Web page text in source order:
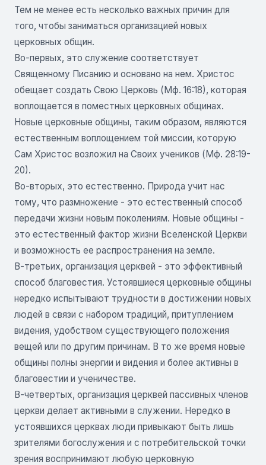
Тем не менее есть несколько важных причин для
того, чтобы заниматься организацией новых
церковных общин.
Во-первых, это служение соответствует
Священному Писанию и основано на нем. Христос
обещает создать Свою Церковь (Мф. 16:18), которая
воплощается в поместных церковных общинах.
Новые церковные общины, таким образом, являются
естественным воплощением той миссии, которую
Сам Христос возложил на Своих учеников (Мф. 28:19-
20).
Во-вторых, это естественно. Природа учит нас
тому, что размножение - это естественный способ
передачи жизни новым поколениям. Новые общины -
это естественный фактор жизни Вселенской Церкви
и возможность ее распространения на земле.
В-третьих, организация церквей - это эффективный
способ благовестия. Устоявшиеся церковные общины
нередко испытывают трудности в достижении новых
людей в связи с набором традиций, притуплением
видения, удобством существующего положения
вещей или по другим причинам. В то же время новые
общины полны энергии и видения и более активны в
благовестии и ученичестве.
В-четвертых, организация церквей пассивных членов
церкви делает активными в служении. Нередко в
устоявшихся церквах люди привыкают быть лишь
зрителями богослужения и с потребительской точки
зрения воспринимают любую церковную